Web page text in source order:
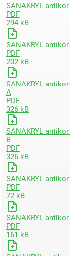
SANAKRYL
PDF
294 kB
SANAKRYL
PDF
202 kB
SANAKRYL
A
PDF
326 kB
SANAKRYL
B
PDF
326 kB
SANAKRYL
PDF
72 kB
SANAKRYL
PDF
161 kB